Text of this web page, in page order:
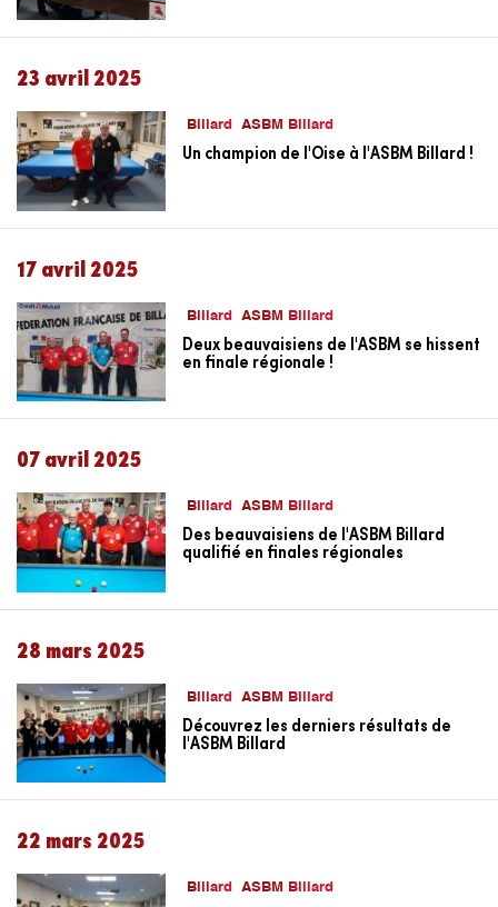
23 avril 2025
Billard ASBM Billard
Un champion de l'Oise à l'ASBM Billard !
17 avril 2025
Billard ASBM Billard
Deux beauvaisiens de l'ASBM se hissent
en finale régionale !
07 avril 2025
Billard ASBM Billard
Des beauvaisiens de l'ASBM Billard
qualifié en finales régionales
28 mars 2025
Billard ASBM Billard
Découvrez les derniers résultats de
l'ASBM Billard
22 mars 2025
Billard ASBM Billard